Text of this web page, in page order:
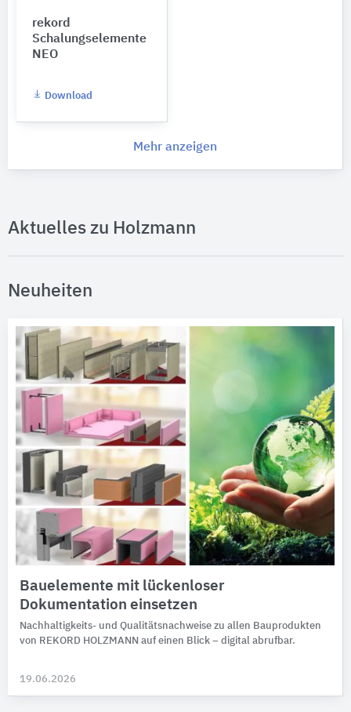
rekord
Schalungselemente
NEO
Download
Mehr anzeigen
Aktuelles zu Holzmann
Neuheiten
Bauelemente mit lückenloser
Dokumentation einsetzen
Nachhaltigkeits- und Qualitätsnachweise zu allen Bauprodukten
von REKORD HOLZMANN auf einen Blick – digital abrufbar.
19.06.2026